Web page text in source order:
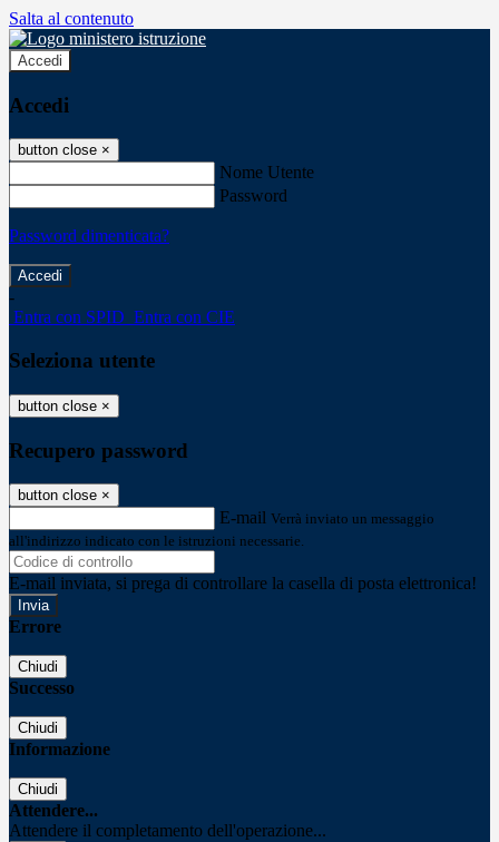
Salta al contenuto
Accedi
Accedi
button close ×
Nome Utente
Password
Password dimenticata?
-
Entra con SPID Entra con CIE
Seleziona utente
button close ×
Recupero password
button close ×
E-mail Verrà inviato un messaggio
all'indirizzo indicato con le istruzioni necessarie.
E-mail inviata, si prega di controllare la casella di posta elettronica!
Errore
Chiudi
Successo
Chiudi
Informazione
Chiudi
Attendere...
Attendere il completamento dell'operazione...